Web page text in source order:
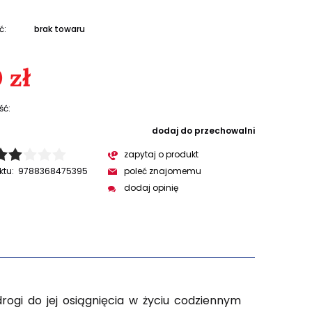
brak towaru
zł
dodaj do przechowalni
9788368475395
zapytaj o produkt
poleć znajomemu
dodaj opinię
do jej osiągnięcia w życiu codziennym